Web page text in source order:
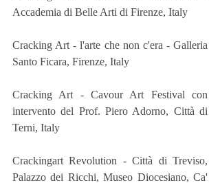
Accademia di Belle Arti di Firenze, Italy
Cracking Art - l'arte che non c'era - Galleria
Santo Ficara, Firenze, Italy
Cracking Art - Cavour Art Festival con
intervento del Prof. Piero Adorno, Città di
Terni, Italy
Crackingart Revolution - Città di Treviso,
Palazzo dei Ricchi, Museo Diocesiano, Ca'